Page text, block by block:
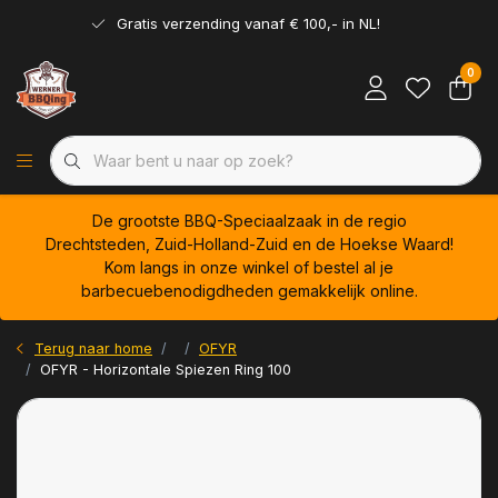
Gratis verzending vanaf € 100,- in NL!
0
De grootste BBQ-Speciaalzaak in de regio
Drechtsteden, Zuid-Holland-Zuid en de Hoekse Waard!
Kom langs in onze winkel of bestel al je
barbecuebenodigdheden gemakkelijk online.
Terug naar home
OFYR
OFYR - Horizontale Spiezen Ring 100